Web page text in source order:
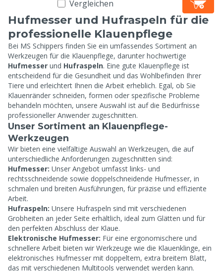
Vergleichen
Hufmesser und Hufraspeln für die
professionelle Klauenpflege
Bei MS Schippers finden Sie ein umfassendes Sortiment an
Werkzeugen für die Klauenpflege, darunter hochwertige
Hufmesser und Hufraspeln. Eine gute Klauenpflege ist
entscheidend für die Gesundheit und das Wohlbefinden Ihrer
Tiere und erleichtert Ihnen die Arbeit erheblich. Egal, ob Sie
Klauenränder schneiden, formen oder spezifische Probleme
behandeln möchten, unsere Auswahl ist auf die Bedürfnisse
professioneller Anwender zugeschnitten.
Unser Sortiment an Klauenpflege-
Werkzeugen
Wir bieten eine vielfältige Auswahl an Werkzeugen, die auf
unterschiedliche Anforderungen zugeschnitten sind:
Hufmesser: Unser Angebot umfasst links- und
rechtsschneidende sowie doppelschneidende Hufmesser, in
schmalen und breiten Ausführungen, für präzise und effiziente
Arbeit.
Hufraspeln: Unsere Hufraspeln sind mit verschiedenen
Grobheiten an jeder Seite erhältlich, ideal zum Glätten und für
den perfekten Abschluss der Klaue.
Elektronische Hufmesser: Für eine ergonomischere und
schnellere Arbeit bieten wir Werkzeuge wie die Klauenklinge, ein
elektronisches Hufmesser mit doppeltem, extra breitem Blatt,
das mit verschiedenen Multitools verwendet werden kann.